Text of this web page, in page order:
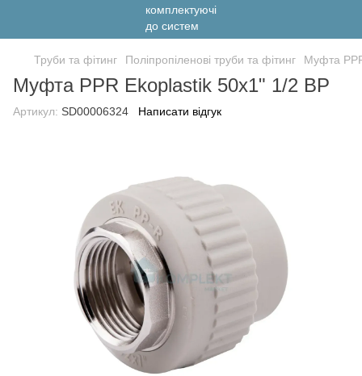
Труби та фітинг Поліпропіленові труби та фітинг Муфта
Муфта PPR Ekoplastik 50х1" 1/2 ВР
Артикул: SD00006324 Написати відгук